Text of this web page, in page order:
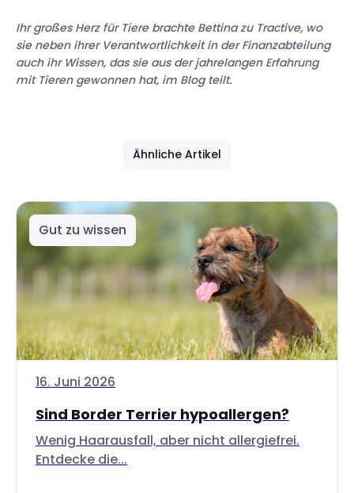
Ihr großes Herz für Tiere brachte Bettina zu Tractive, wo
sie neben ihrer Verantwortlichkeit in der Finanzabteilung
auch ihr Wissen, das sie aus der jahrelangen Erfahrung
mit Tieren gewonnen hat, im Blog teilt.
Ähnliche Artikel
Gut zu wissen
16. Juni 2026
Sind Border Terrier hypoallergen?
Wenig Haarausfall, aber nicht allergiefrei.
Entdecke die...